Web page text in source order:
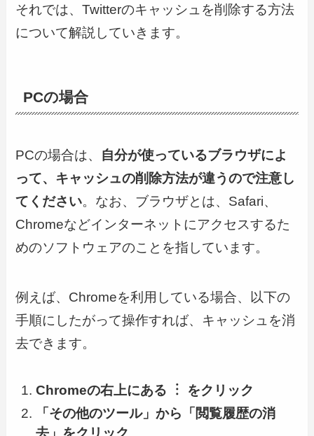
それでは、Twitterのキャッシュを削除する方法
について解説していきます。
PCの場合
PCの場合は、 自分が使っているブラウザによ
って、キャッシュの削除方法が違うので注意し
てください。なお、ブラウザとは、Safari、
Chromeなどインターネットにアクセスするた
めのソフトウェアのことを指しています。
例えば、Chromeを利用している場合、以下の
手順にしたがって操作すれば、キャッシュを消
去できます。
Chromeの右上にある ︙ をクリック
「その他のツール」から「閲覧履歴の消
去」をクリック